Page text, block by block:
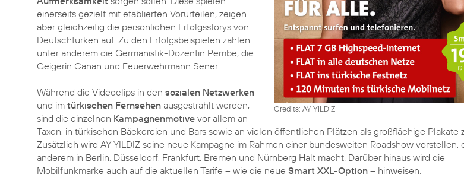
Credits: AY YILDIZ
einerseits gezielt mit etablierten Vorurteilen, zeigen
aber gleichzeitig die persönlichen Erfolgsstorys von
Deutschtürken auf. Zu den Erfolgsbeispielen zählen
unter anderem die Germanistik-Dozentin Pembe, die
Geigerin Canan und Feuerwehrmann Sener.
Während die Videoclips in den sozialen Netzwerken
und im türkischen Fernsehen ausgestrahlt werden,
sind die einzelnen Kampagnenmotive vor allem an
Taxen, in türkischen Bäckereien und Bars sowie an vielen öffentlichen Plätzen als großflächige Plakate
Zusätzlich wird AY YILDIZ seine neue Kampagne im Rahmen einer bundesweiten Roadshow vorstellen,
anderem in Berlin, Düsseldorf, Frankfurt, Bremen und Nürnberg Halt macht. Darüber hinaus wird die
Mobilfunkmarke auch auf die aktuellen Tarife – wie die neue Smart XXL-Option – hinweisen.